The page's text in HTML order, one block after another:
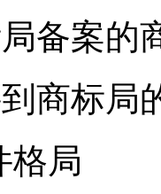
局备案
到商标
格局